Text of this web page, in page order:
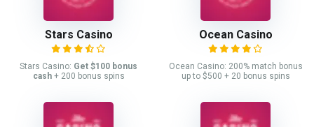
Stars Casino
Stars Casino: Get $100 bonus
cash+ 200 bonus spins
Ocean Casino
Ocean Casino: 200% match bonus
up to $500 + 20 bonus spins